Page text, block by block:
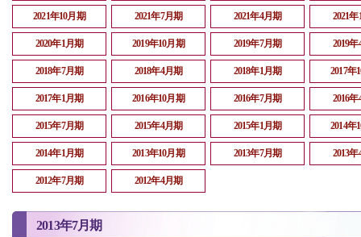
2021年10月期 2021年7月期 2021年4月期 2021
2020年1月期 2019年10月期 2019年7月期 2019
2018年7月期 2018年4月期 2018年1月期 2017年
2017年1月期 2016年10月期 2016年7月期 2016
2015年7月期 2015年4月期 2015年1月期 2014年
2014年1月期 2013年10月期 2013年7月期 2013
2012年7月期 2012年4月期
2013年7月期